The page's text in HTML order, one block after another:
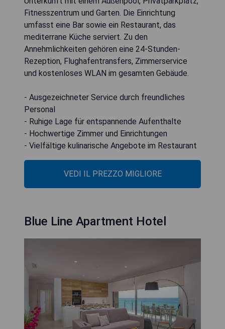
Fitnesszentrum und Garten. Die Einrichtung
umfasst eine Bar sowie ein Restaurant, das
mediterrane Küche serviert. Zu den
Annehmlichkeiten gehören eine 24-Stunden-
Rezeption, Flughafentransfers, Zimmerservice
und kostenloses WLAN im gesamten Gebäude.
- Ausgezeichneter Service durch freundliches
Personal
- Ruhige Lage für entspannende Aufenthalte
- Hochwertige Zimmer und Einrichtungen
- Vielfältige kulinarische Angebote im Restaurant
VEDI IL PREZZO MIGLIORE
Blue Line Apartment Hotel